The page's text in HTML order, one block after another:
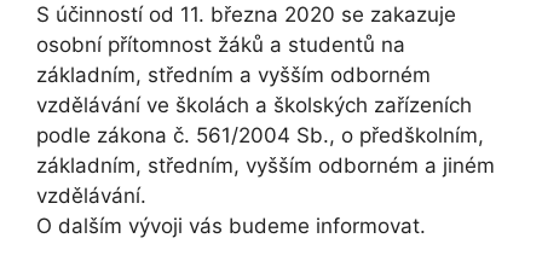
S účinností od 11. března 2020 se zakazuje
osobní přítomnost žáků a studentů na
základním, středním a vyšším odborném
vzdělávání ve školách a školských zařízeních
podle zákona č. 561/2004 Sb., o předškolním,
základním, středním, vyšším odborném a jiném
vzdělávání.
O dalším vývoji vás budeme informovat.